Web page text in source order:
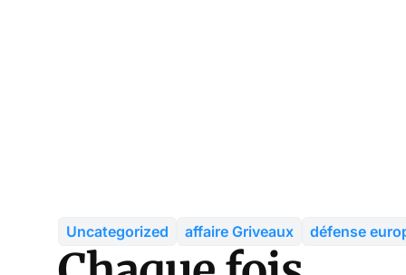
Uncategorized affaire Griveaux défense